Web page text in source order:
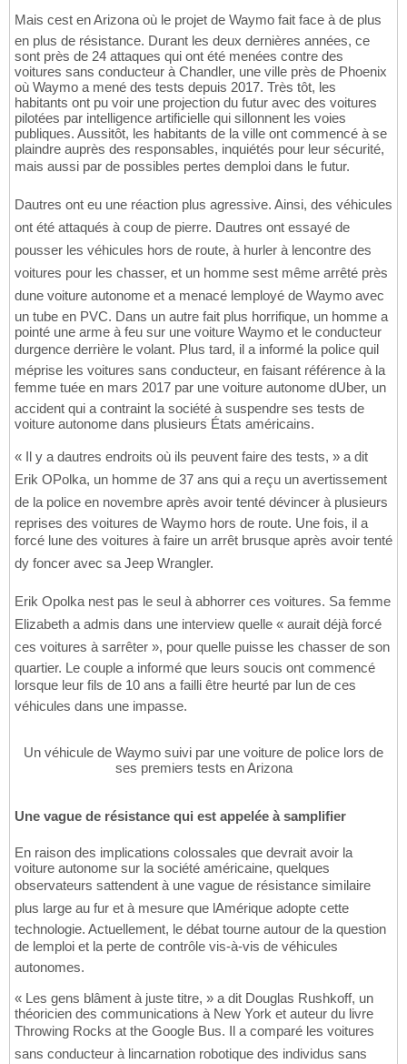
Mais cest en Arizona où le projet de Waymo fait face à de plus
en plus de résistance. Durant les deux dernières années, ce
sont près de 24 attaques qui ont été menées contre des
voitures sans conducteur à Chandler, une ville près de Phoenix
où Waymo a mené des tests depuis 2017. Très tôt, les
habitants ont pu voir une projection du futur avec des voitures
pilotées par intelligence artificielle qui sillonnent les voies
publiques. Aussitôt, les habitants de la ville ont commencé à se
plaindre auprès des responsables, inquiétés pour leur sécurité,
mais aussi par de possibles pertes demploi dans le futur.
Dautres ont eu une réaction plus agressive. Ainsi, des véhicules
ont été attaqués à coup de pierre. Dautres ont essayé de
pousser les véhicules hors de route, à hurler à lencontre des
voitures pour les chasser, et un homme sest même arrêté près
dune voiture autonome et a menacé lemployé de Waymo avec
un tube en PVC. Dans un autre fait plus horrifique, un homme a
pointé une arme à feu sur une voiture Waymo et le conducteur
durgence derrière le volant. Plus tard, il a informé la police quil
méprise les voitures sans conducteur, en faisant référence à la
femme tuée en mars 2017 par une voiture autonome dUber, un
accident qui a contraint la société à suspendre ses tests de
voiture autonome dans plusieurs États américains.
« Il y a dautres endroits où ils peuvent faire des tests, » a dit
Erik OPolka, un homme de 37 ans qui a reçu un avertissement
de la police en novembre après avoir tenté dévincer à plusieurs
reprises des voitures de Waymo hors de route. Une fois, il a
forcé lune des voitures à faire un arrêt brusque après avoir tenté
dy foncer avec sa Jeep Wrangler.
Erik Opolka nest pas le seul à abhorrer ces voitures. Sa femme
Elizabeth a admis dans une interview quelle « aurait déjà forcé
ces voitures à sarrêter », pour quelle puisse les chasser de son
quartier. Le couple a informé que leurs soucis ont commencé
lorsque leur fils de 10 ans a failli être heurté par lun de ces
véhicules dans une impasse.
Un véhicule de Waymo suivi par une voiture de police lors de
ses premiers tests en Arizona
Une vague de résistance qui est appelée à samplifier
En raison des implications colossales que devrait avoir la
voiture autonome sur la société américaine, quelques
observateurs sattendent à une vague de résistance similaire
plus large au fur et à mesure que lAmérique adopte cette
technologie. Actuellement, le débat tourne autour de la question
de lemploi et la perte de contrôle vis-à-vis de véhicules
autonomes.
« Les gens blâment à juste titre, » a dit Douglas Rushkoff, un
théoricien des communications à New York et auteur du livre
Throwing Rocks at the Google Bus. Il a comparé les voitures
sans conducteur à lincarnation robotique des individus sans